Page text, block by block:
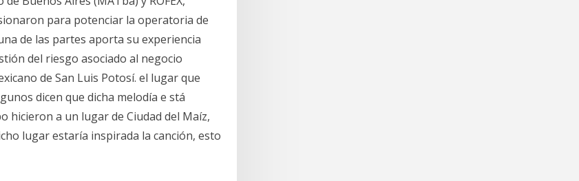
para potenciar la operatoria de
de las partes aporta su experiencia
del riesgo asociado al negocio
de San Luis Potosí. el lugar que
dicen que dicha melodía e stá
hicieron a un lugar de Ciudad del Maíz,
lugar estaría inspirada la canción, esto